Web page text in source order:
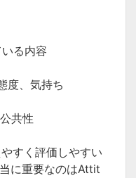
る内容
度、気持ち
共性
すく評価しやすい
に重要なのはAttit